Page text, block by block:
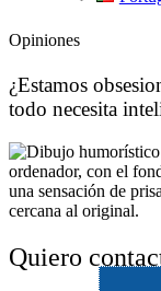
Opiniones
¿Estamos
todo necesita
Quiero